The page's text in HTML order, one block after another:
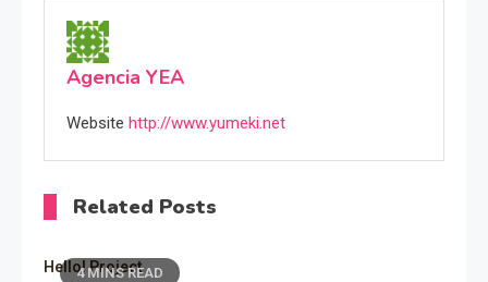
Agencia YEA
Website http://www.yumeki.net
Related Posts
4 MINS READ
Hello! Project